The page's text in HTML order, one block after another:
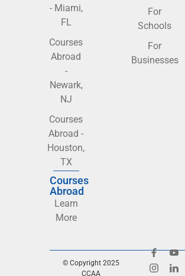
- Miami,
FL
Courses
Abroad
-
Newark,
NJ
Courses
Abroad -
Houston,
TX
Courses
Abroad
Learn
More
For
Schools
For
Businesses
© Copyright 2025
CCAA